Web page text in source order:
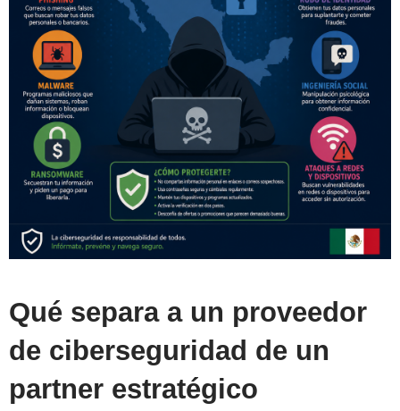
Qué separa a un proveedor
de ciberseguridad de un
partner estratégico